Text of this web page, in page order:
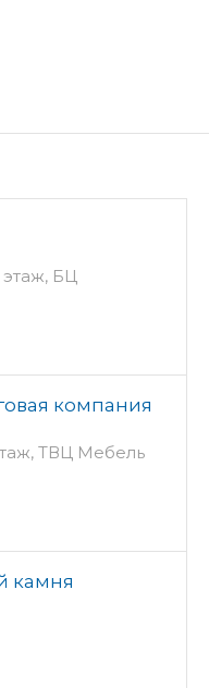
этаж, БЦ
компания
ТВЦ Мебель
камня